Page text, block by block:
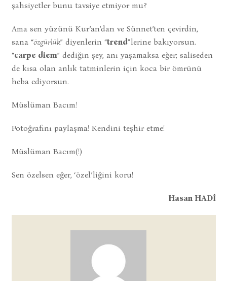
şahsiyetler bunu tavsiye etmiyor mu?
Ama sen yüzünü Kur’an’dan ve Sünnet’ten çevirdin,
sana “özgürlük” diyenlerin “trend”lerine bakıyorsun.
“carpe diem” dediğin şey, anı yaşamaksa eğer; saliseden
de kısa olan anlık tatminlerin için koca bir ömrünü
heba ediyorsun.
Müslüman Bacım!
Fotoğrafını paylaşma! Kendini teşhir etme!
Müslüman Bacım(!)
Sen özelsen eğer, ‘özel’liğini koru!
Hasan HADİ